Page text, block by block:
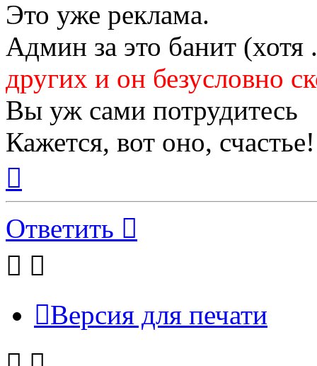
Это уже реклама.
Админ за это банит (хотя
других и он безусловно
Вы уж сами потрудитесь
Кажется, вот оно,
началу
Ответить
Версия для печати